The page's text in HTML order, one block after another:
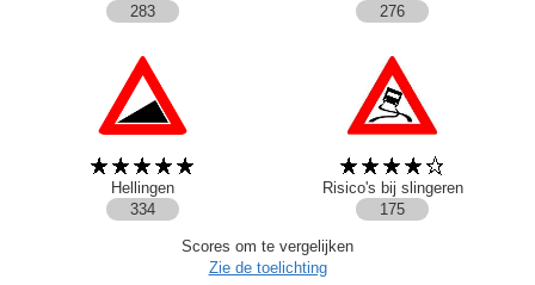
283
276
Hellingen
Risico's bij slingeren
334
175
Scores om te vergelijken
Zie de toelichting